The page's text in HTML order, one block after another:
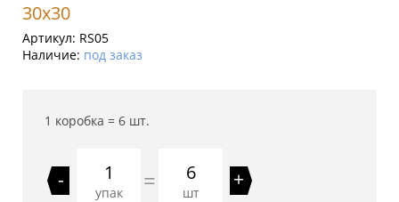
30x30
Артикул: RS05
Наличие: под заказ
1 коробка = 6 шт.
-
упак = 6
шт
+